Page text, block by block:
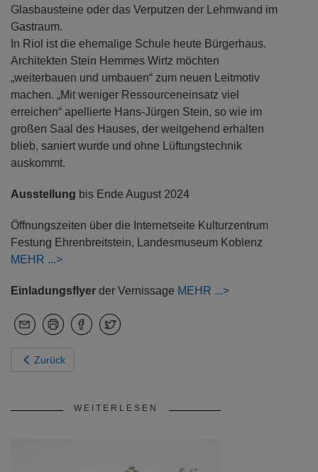
Glasbausteine oder das Verputzen der Lehmwand im
Gastraum.
In Riol ist die ehemalige Schule heute Bürgerhaus.
Architekten Stein Hemmes Wirtz möchten
„weiterbauen und umbauen“ zum neuen Leitmotiv
machen. „Mit weniger Ressourceneinsatz viel
erreichen“ apellierte Hans-Jürgen Stein, so wie im
großen Saal des Hauses, der weitgehend erhalten
blieb, saniert wurde und ohne Lüftungstechnik
auskommt.
Ausstellung bis Ende August 2024
Öffnungszeiten über die Internetseite Kulturzentrum
Festung Ehrenbreitstein, Landesmuseum Koblenz
MEHR
Einladungsflyer der Vernissage MEHR
Zurück
WEITERLESEN